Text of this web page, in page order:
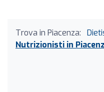
Trova in Piacenza:
Nutrizionisti in